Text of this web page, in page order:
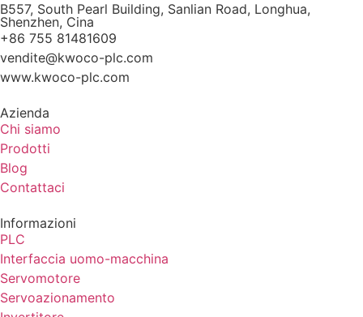
B557, South Pearl Building, Sanlian Road, Longhua,
Shenzhen, Cina
+86 755 81481609
vendite@kwoco-plc.com
www.kwoco-plc.com
Azienda
Chi siamo
Prodotti
Blog
Contattaci
Informazioni
PLC
Interfaccia uomo-macchina
Servomotore
Servoazionamento